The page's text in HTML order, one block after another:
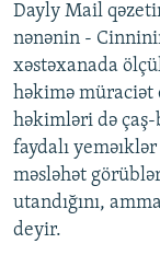
Dayly Mail
nənənin -
xəstəxanada
həkimə
həkimləri də çaş-
faydalı
məsləhət
utandığını,
deyir.